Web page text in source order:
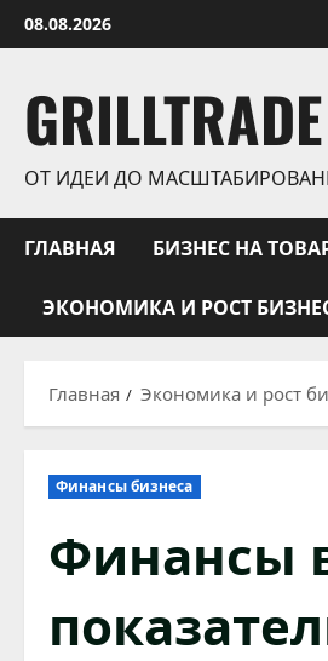
Перейти
к
08.08.2026
GRILLTRADE
ОТ ИДЕИ ДО
ГЛАВНАЯ БИЗНЕС НА
ЭКОНОМИКА И РОСТ
Главная Экономика и рост
Финансы бизнеса
Финансы